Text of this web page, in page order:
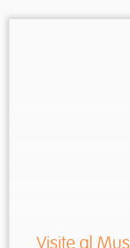
Visite al